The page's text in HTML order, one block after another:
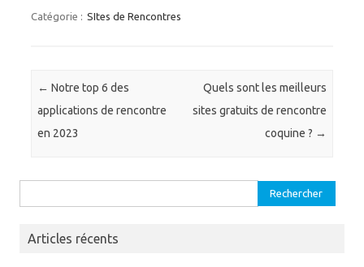
Catégorie : SItes de Rencontres
Navigation des articles
← Notre top 6 des
applications de rencontre
en 2023
Quels sont les meilleurs
sites gratuits de rencontre
coquine ? →
Articles récents